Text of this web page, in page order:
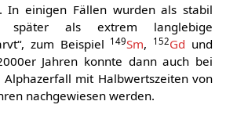
In einigen Fällen wurden als stabil
später als extrem langlebige
zum Beispiel 149Sm, 152Gd und
Jahren konnte dann auch bei
Alphazerfall mit Halbwertszeiten von
nachgewiesen werden.